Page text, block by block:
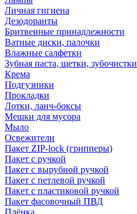
Личная гигиена
Дезодоранты
Бритвенные принадлежности
Ватные диски, палочки
Влажные салфетки
Зубная паста, щетки, зубочистки
Крема
Подгузники
Прокладки
Лотки, ланч-боксы
Мешки для мусора
Мыло
Освежители
Пакет ZIP-lock (грипперы)
Пакет с ручкой
Пакет с вырубной ручкой
Пакет с петлевой ручкой
Пакет с пластиковой ручкой
Пакет фасовочный ПВД
Плёнка